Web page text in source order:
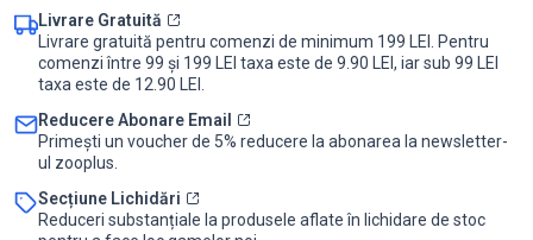
Livrare Gratuită
Livrare gratuită pentru comenzi de minimum 199 LEI. Pentru
comenzi între 99 și 199 LEI taxa este de 9.90 LEI, iar sub 99 LEI
taxa este de 12.90 LEI.
Reducere Abonare Email
Primești un voucher de 5% reducere la abonarea la newsletter-
ul zooplus.
Secțiune Lichidări
Reduceri substanțiale la produsele aflate în lichidare de stoc